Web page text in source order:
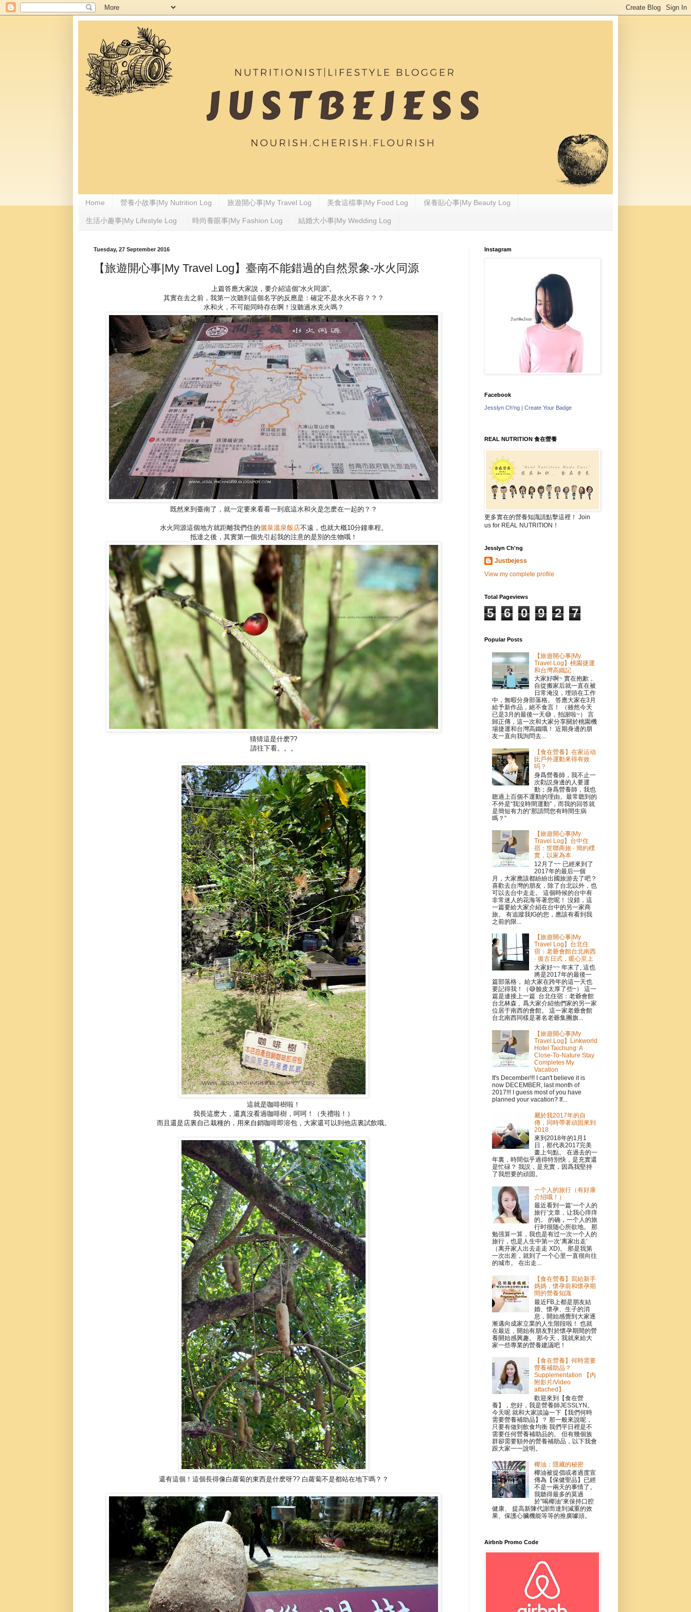
Home 營養小故事|My Nutrition Log 旅遊開心事|My Travel Log 美食這檔事|My Food Log 保養貼心事|My Beauty Log
生活小趣事|My Lifestyle Log 時尚養眼事|My Fashion Log 結婚大小事|My Wedding Log
Tuesday, 27 September 2016
【旅遊開心事|My Travel Log】臺南不能錯過的自然景象-水火同源
上篇答應大家說，要介紹這個“水火同源”。
其實在去之前，我第一次聽到這個名字的反應是：確定不是水火不容？？？
水和火，不可能同時存在啊！沒聽過水克火嗎？
既然來到臺南了，就一定要來看看一到底這水和火是怎麽在一起的？？
水火同源這個地方就距離我們住的儷泉溫泉飯店不遠，也就大概10分鐘車程。
抵達之後，其實第一個先引起我的注意的是別的生物哦！
猜猜這是什麽??
請往下看。。。
這就是咖啡樹啦！
我長這麽大，還真沒看過咖啡樹，呵呵！（失禮啦！）
而且還是店裏自己栽種的，用來自銷咖啡即溶包，大家還可以到他店裏試飲哦。
還有這個！這個長得像白蘿蔔的東西是什麽呀?? 白蘿蔔不是都站在地下嗎？？
Instagram
Facebook
Jesslyn Ch'ng | Create Your Badge
REAL NUTRITION 食在營養
更多實在的營養知識請點擊這裡！ Join
us for REAL NUTRITION！
Jesslyn Ch'ng
Justbejess
View my complete profile
Total Pageviews
5 6 0 9 2 7
Popular Posts
【旅遊開心事|My
Travel Log】桃園捷運
和台灣高鐵記
大家好啊~ 實在抱歉，
自從搬家后就一直在被
日常淹沒，埋頭在工作
中，無暇分身部落格。 答應大家在3月
給予新作品，絕不食言！ （雖然今天
已是3月的最後一天😅，拍謝啦~） 言
歸正傳，這一次和大家分享關於桃園機
場捷運和台灣高鐵哦！ 近期身邊的朋
友一直向我詢問去...
【食在營養】在家运动
比戶外運動來得有效
吗？
身爲營養師，我不止一
次勸説身邊的人要運
動；身爲營養師，我也
聼過上百個不運動的理由。最常聼到的
不外是“我沒時間運動”，而我的回答就
是簡短有力的“那請問您有時間生病
嗎？”
【旅遊開心事|My
Travel Log】台中住
宿：世聯商旅 · 簡約樸
實，以家為本
12月了~~ 已經來到了
2017年的最后一個
月，大家應該都紛紛出國旅游去了吧？
喜歡去台灣的朋友，除了台北以外，也
可以去台中走走。 這個時候的台中有
非常迷人的花海等著您呢！ 沒錯，這
一篇要給大家介紹在台中的另一家商
旅。 有追蹤我IG的您，應該有看到我
之前的限...
【旅遊開心事|My
Travel Log】台北住
宿：老爺會館台北南西
· 復古日式，暖心至上
大家好~~ 年末了, 這也
將是2017年的最後一
篇部落格， 給大家在跨年的這一天也
要記得我！（😅臉皮太厚了些~） 這一
篇是連接上一篇 台北住宿：老爺會館
台北林森 , 爲大家介紹他們家的另一家
位居于南西的會館。 這一家老爺會館
台北南西同樣是著名老爺集團旗...
【旅遊開心事|My
Travel Log】Linkworld
Hotel Taichung: A
Close-To-Nature Stay
Completes My
Vacation
It's December!!! I can't believe it is
now DECEMBER, last month of
2017!!! I guess most of you have
planned your vacation? If...
屬於我2017年的自
傳，同時帶著頑固來到
2018
來到2018年的1月1
日，那代表2017完美
畫上句點。 在過去的一
年裏，時間似乎過得特別快，是充實還
是忙碌？ 我説，是充實，因爲我堅持
了我想要的頑固。
一个人的旅行（有好康
介绍哦！）
最近看到一篇‘一个人的
旅行’文章，让我心痒痒
的。 的确，一个人的旅
行时很随心所欲地。 那
勉强算一算，我也是有过一次一个人的
旅行，也是人生中第一次‘离家出走’
（离开家人出去走走 XD)。 那是我第
一次出差，就到了一个心里一直很向往
的城市。 在出走...
【食在營養】寫給新手
媽媽，懷孕前和懷孕期
間的營養知識
最近FB上都是朋友結
婚、懷孕、生子的消
息，開始感覺到大家逐
漸邁向成家立業的人生階段啦！ 也就
在最近，開始有朋友對於懷孕期間的營
養開始感興趣。 那今天，我就來給大
家一些專業的營養建議吧！
【食在營養】何時需要
營養補助品？
Supplementation 【內
附影片/Video
attached】
歡迎來到【食在營
養】，您好，我是營養師JESSLYN。
今天呢 就和大家談論一下【我們何時
需要營養補助品】？ 那一般來說呢，
只要有做到飲食均衡 我們平日裡是不
需要任何營養補助品的。 但有幾個族
群卻需要額外的營養補助品，以下我會
跟大家一一說明。
椰油：隱藏的秘密
椰油被提倡或者過度宣
傳為【保健聖品】已經
不是一兩天的事情了。
我聽得最多的莫過
於”喝椰油“來保持口腔
健康、 提高新陳代謝而達到減重的效
果、保護心臟機能等等的推廣噱頭。
Airbnb Promo Code